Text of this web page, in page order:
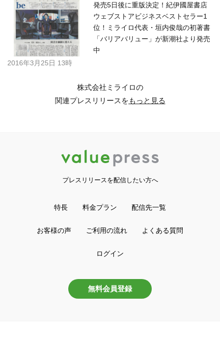
発売5日後に重版決定！紀伊國屋書店
ウェブストアビジネスベストセラー1
位！ミライロ代表・垣内俊哉の初著書
「バリアバリュー」が新潮社より発売
中
2016年3月25日 13時
株式会社ミライロの
関連プレスリリースをもっと見る
プレスリリースを配信したい方へ
特長 料金プラン 配信先一覧
お客様の声 ご利用の流れ よくある質問
ログイン
無料会員登録